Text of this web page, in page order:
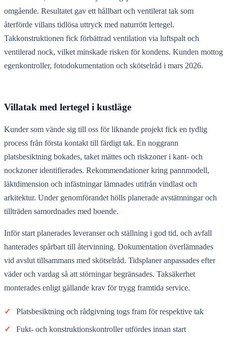
omgående. Resultatet gav ett hållbart och ventilerat tak som
återförde villans tidlösa uttryck med naturrött lertegel.
Takkonstruktionen fick förbättrad ventilation via luftspalt och
ventilerad nock, vilket minskade risken för kondens. Kunden mottog
egenkontroller, fotodokumentation och skötselråd i mars 2026.
Villatak med lertegel i kustläge
Kunder som vände sig till oss för liknande projekt fick en tydlig
process från första kontakt till färdigt tak. En noggrann
platsbesiktning bokades, taket mättes och riskzoner i kant- och
nockzoner identifierades. Rekommendationer kring pannmodell,
läktdimension och infästningar lämnades utifrån vindlast och
arkitektur. Under genomförandet hölls planerade avstämningar och
tillträden samordnades med boende.
Inför start planerades leveranser och ställning i god tid, och avfall
hanterades spårbart till återvinning. Dokumentation överlämnades
vid avslut tillsammans med skötselråd. Tidsplaner anpassades efter
väder och vardag så att störningar begränsades. Taksäkerhet
monterades enligt gällande krav för trygg framtida service.
✓ Platsbesiktning och rådgivning togs fram för respektive tak
✓ Fukt- och konstruktionskontroller utfördes innan start